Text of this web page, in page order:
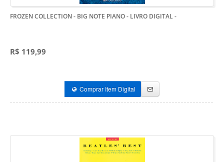
FROZEN COLLECTION - BIG NOTE PIANO - LIVRO DIGITAL-
R$ 119,99
Comprar Item Digital